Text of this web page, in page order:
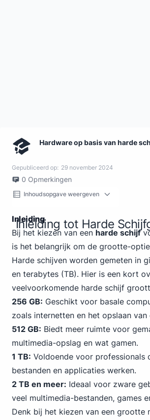
Hardware op basis van harde
Gepubliceerd op: 29 november 2024
0 Opmerkingen
Inhoudsopgave weergeven
Inleiding
Inleiding tot Harde
Bij het kiezen van een harde schijf
is het belangrijk om de grootte-
Harde schijven worden gemeten in
en terabytes (TB). Hier is een kort
veelvoorkomende harde schijf
256 GB: Geschikt voor basale
zoals internetten en het opslaan van
512 GB: Biedt meer ruimte voor
multimedia-opslag en wat gamen.
1 TB: Voldoende voor professionals
bestanden en applicaties werken.
2 TB en meer: Ideaal voor zware
veel multimedia-bestanden, games
Denk bij het kiezen van een grootte